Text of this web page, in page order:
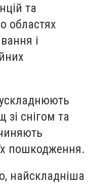
та
областях
і
снігом та
пошкодження.
найскладніша